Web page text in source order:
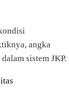
angka
sistem JKP.